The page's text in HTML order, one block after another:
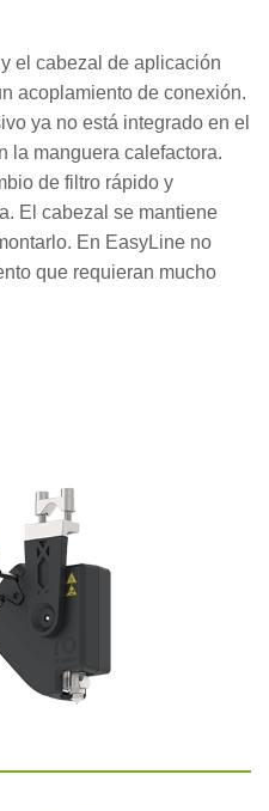
el cabezal de aplicación
acoplamiento de conexión.
ya no está integrado en el
la manguera calefactora.
de filtro rápido y
El cabezal se mantiene
En EasyLine no
que requieran mucho